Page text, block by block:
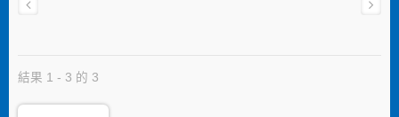
結果 1 - 3 的 3